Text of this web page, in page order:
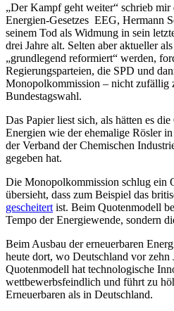
„Der Kampf geht weiter“ schrieb mir
Energien-Gesetzes EEG, Hermann
seinem Tod als Widmung in sein
drei Jahre alt. Selten aber aktueller
„grundlegend reformiert“ werden,
Regierungsparteien, die SPD und
Monopolkommission – nicht zufällig
Bundestagswahl.
Das Papier liest sich, als hätten es
Energien wie der ehemalige Rösler
der Verband der Chemischen
gegeben hat.
Die Monopolkommission schlug ein
übersieht, dass zum Beispiel das
gescheitert ist. Beim Quotenmodell
Tempo der Energiewende, sondern
Beim Ausbau der erneuerbaren
heute dort, wo Deutschland vor zehn
Quotenmodell hat technologische
wettbewerbsfeindlich und führt zu
Erneuerbaren als in Deutschland.